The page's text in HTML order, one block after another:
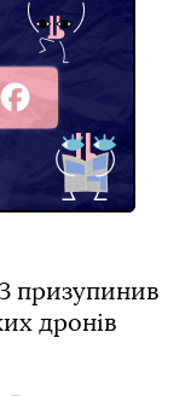
призупинив
дронів